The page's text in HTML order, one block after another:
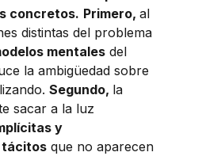
concretos. Primero,al
distintas del problema
mentales del
la ambigüedad sobre
Segundo, la
sacar a la luz
y
tácitos que no aparecen